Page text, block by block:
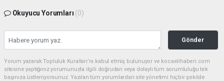
Okuyucu Yorumları (0)
Gönder
Yorum yazarak Topluluk Kuralları’nı kabul etmiş bulunuyor ve kocaelihaberi.com
sitesine yaptığınız yorumunuzla ilgili doğrudan veya dolaylı tüm sorumluluğu tek
başınıza üstleniyorsunuz. Yazılan tüm yorumlardan site yönetimi hiçbir şekilde